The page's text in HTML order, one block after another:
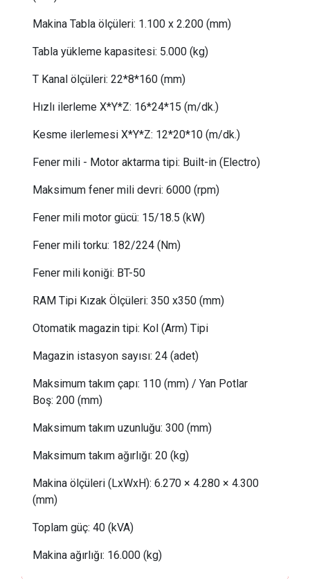
Makina Tabla ölçüleri: 1.100 x 2.200 (mm)
Tabla yükleme kapasitesi: 5.000 (kg)
T Kanal ölçüleri: 22*8*160 (mm)
Hızlı ilerleme X*Y*Z: 16*24*15 (m/dk.)
Kesme ilerlemesi X*Y*Z: 12*20*10 (m/dk.)
Fener mili - Motor aktarma tipi: Built-in (Electro)
Maksimum fener mili devri: 6000 (rpm)
Fener mili motor gücü: 15/18.5 (kW)
Fener mili torku: 182/224 (Nm)
Fener mili koniği: BT-50
RAM Tipi Kızak Ölçüleri: 350 x350 (mm)
Otomatik magazin tipi: Kol (Arm) Tipi
Magazin istasyon sayısı: 24 (adet)
Maksimum takım çapı: 110 (mm) / Yan Potlar
Boş: 200 (mm)
Maksimum takım uzunluğu: 300 (mm)
Maksimum takım ağırlığı: 20 (kg)
Makina ölçüleri (LxWxH): 6.270 × 4.280 × 4.300
(mm)
Toplam güç: 40 (kVA)
Makina ağırlığı: 16.000 (kg)